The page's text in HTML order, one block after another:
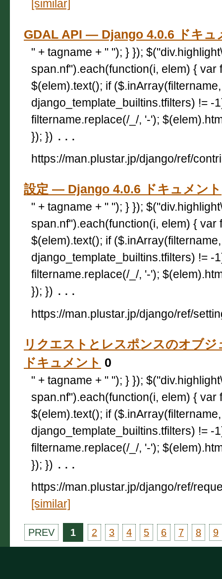
[similar]
GDAL API — Django 4.0.6 ドキュ
" + tagname + " "); } });
span.nf").each(function(i, elem) { var
$(elem).text(); if ($.inArray(filtername,
django_template_builtins.tfilters) != -
filtername.replace(/_/, '-');
}); }) ...
https://man.plustar.jp/django/ref/
設定 — Django 4.0.6 ドキュメント
" + tagname + " "); } });
span.nf").each(function(i, elem) { var
$(elem).text(); if ($.inArray(filtername,
django_template_builtins.tfilters) != -
filtername.replace(/_/, '-');
}); }) ...
https://man.plustar.jp/django/ref/
リクエストとレスポンスのオブ
ドキュメント 0
" + tagname + " "); } });
span.nf").each(function(i, elem) { var
$(elem).text(); if ($.inArray(filtername,
django_template_builtins.tfilters) != -
filtername.replace(/_/, '-');
}); }) ...
https://man.plustar.jp/django/ref/
[similar]
PREV 1 2 3 4 5 6 7 8 9